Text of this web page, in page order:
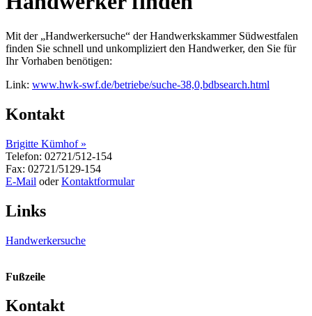
Mit der „Handwerkersuche“ der Handwerkskammer Südwestfalen
finden Sie schnell und unkompliziert den Handwerker, den Sie für
Ihr Vorhaben benötigen:
Link: www.hwk-swf.de/betriebe/suche-38,0,bdbsearch.html
Kontakt
Brigitte Kümhof »
Telefon: 02721/512-154
Fax: 02721/5129-154
E-Mail oderKontaktformular
Links
Handwerkersuche
Fußzeile
Kontakt